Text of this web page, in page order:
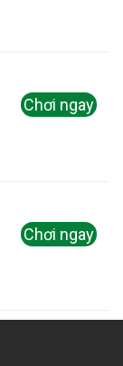
Chơi ngay
Chơi ngay